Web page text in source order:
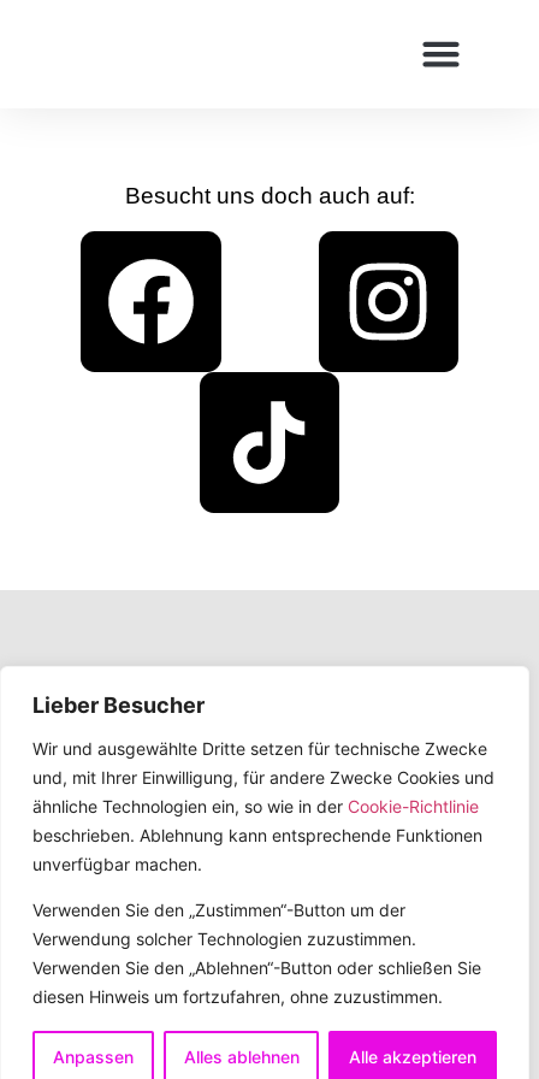
Lieber Besucher
Wir und ausgewählte Dritte setzen für technische Zwecke
und, mit Ihrer Einwilligung, für andere Zwecke Cookies und
ähnliche Technologien ein, so wie in der Cookie-Richtlinie
beschrieben. Ablehnung kann entsprechende Funktionen
unverfügbar machen.
Verwenden Sie den „Zustimmen“-Button um der
Verwendung solcher Technologien zuzustimmen.
Verwenden Sie den „Ablehnen“-Button oder schließen Sie
diesen Hinweis um fortzufahren, ohne zuzustimmen.
Anpassen Alles ablehnen Alle akzeptieren
Besucht uns doch auch auf:
Kontakt Partner Datenschutz Impressum
Copyright 2026 © All rights Reserved. Design by cafe frisör